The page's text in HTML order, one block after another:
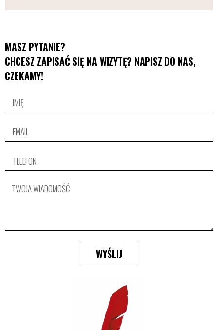
MASZ PYTANIE?
CHCESZ ZAPISAĆ SIĘ NA WIZYTĘ? NAPISZ DO NAS,
CZEKAMY!
WYŚLIJ